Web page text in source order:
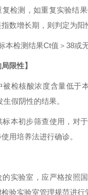
复检测，如重复实验结
数增长期，则判定为阳
本检测结果Ct值＞38或
限性】
被检核酸浓度含量低于
假阴性的结果。
标本初步筛查使用，对
用培养法进行确诊。
的实验室，应严格按照
验实验室管理规范进行